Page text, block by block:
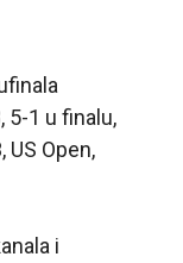
5-1 u finalu,
US Open,
i